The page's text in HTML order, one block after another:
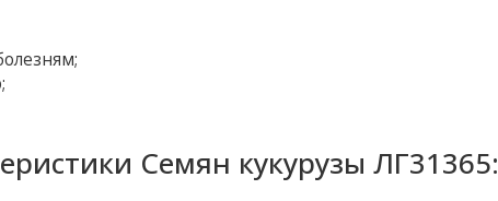
Семян кукурузы ЛГ31365: